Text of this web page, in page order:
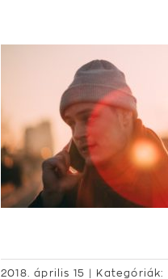
2018. április 15 | Kategóriák: